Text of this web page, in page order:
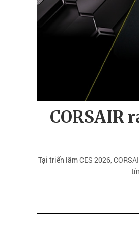
CORSAIR
Tại triển lãm CES 2026,